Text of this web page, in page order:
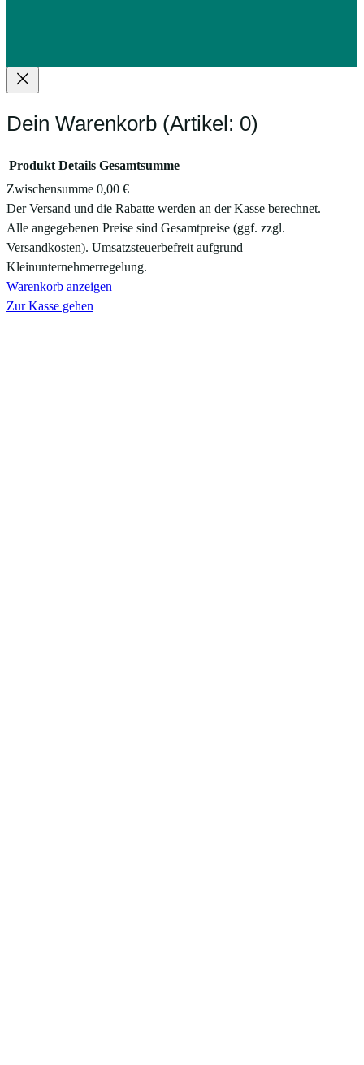
Dein Warenkorb (Artikel: 0)
Produkte
im
Warenkorb
Produkt Details Gesamtsumme
Zwischensumme 0,00 €
Der Versand und die Rabatte werden an der Kasse berechnet.
Alle angegebenen Preise sind Gesamtpreise (ggf. zzgl.
Versandkosten). Umsatzsteuerbefreit aufgrund
Kleinunternehmerregelung.
Warenkorb anzeigen
Zur Kasse gehen